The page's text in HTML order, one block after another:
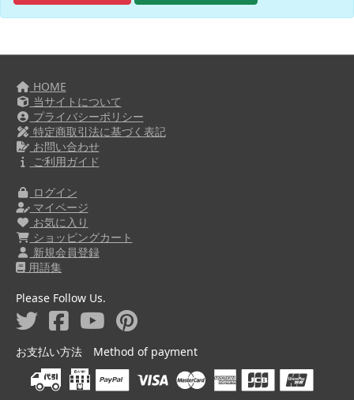
HOME
当サイトについて
プライバシーポリシー
特定商取引法に基づく表記
お問い合わせ
ご利用ガイド
ログイン
マイページ
お気に入り
ショッピングカート
新規会員登録
用語集
Please Follow Us.
お支払い方法 Method of payment